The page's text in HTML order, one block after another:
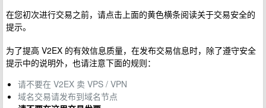
在您初次进行交易之前，请点击上面的黄色横条阅读关于交易安全的
提示。
为了提高 V2EX 的有效信息质量，在发布交易信息时，除了遵守安全
提示中的说明外，也请注意下面的规则：
请不要在 V2EX 卖 VPS / VPN
域名交易请发布到域名节点